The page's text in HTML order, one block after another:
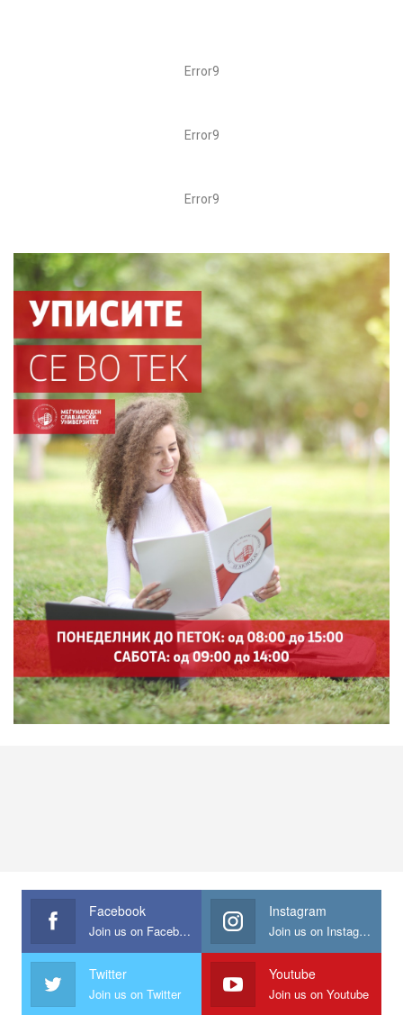
Error9
Error9
Error9
Facebook
Join us on Facebook
Instagram
Join us on Instagram
Twitter
Join us on Twitter
Youtube
Join us on Youtube